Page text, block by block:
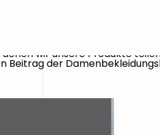
wir unsere Produkte
Beitrag der